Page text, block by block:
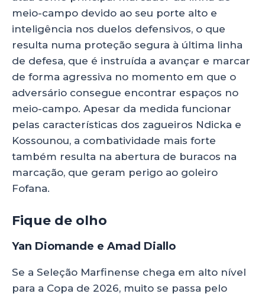
meio-campo devido ao seu porte alto e
inteligência nos duelos defensivos, o que
resulta numa proteção segura à última linha
de defesa, que é instruída a avançar e marcar
de forma agressiva no momento em que o
adversário consegue encontrar espaços no
meio-campo. Apesar da medida funcionar
pelas características dos zagueiros Ndicka e
Kossounou, a combatividade mais forte
também resulta na abertura de buracos na
marcação, que geram perigo ao goleiro
Fofana.
Fique de olho
Yan Diomande e Amad Diallo
Se a Seleção Marfinense chega em alto nível
para a Copa de 2026, muito se passa pelo